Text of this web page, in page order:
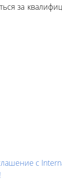
за
с